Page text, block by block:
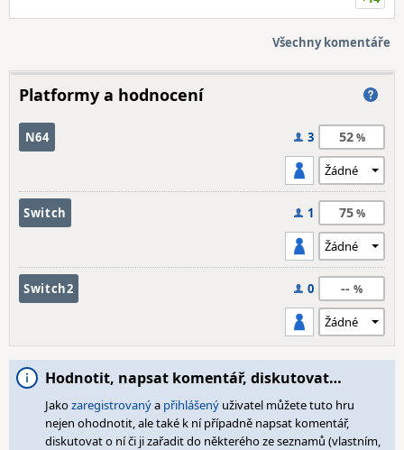
Všechny komentáře
Platformy a hodnocení
N64 3 52
Switch 1 75
Switch2 0 --
Hodnotit, napsat komentář, diskutovat…
Jakozaregistrovanýa přihlášený uživatel můžete tuto hru
nejen ohodnotit, ale také k ní případně napsat komentář,
diskutovat o ní či ji zařadit do některého ze seznamů (vlastním,